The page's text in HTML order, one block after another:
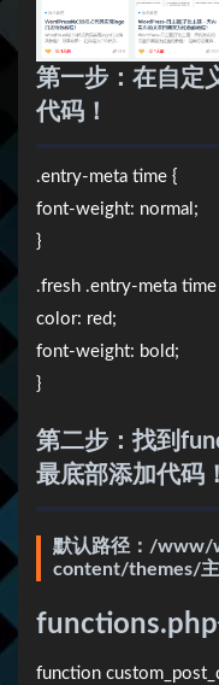
第一步：在自定
代码！
.entry-meta time {
font-weight: normal;
}
.fresh .entry-meta time
color: red;
font-weight: bold;
}
第二步：找到
最底部添加代码
默认路径：/
content/themes/
functions.php
function